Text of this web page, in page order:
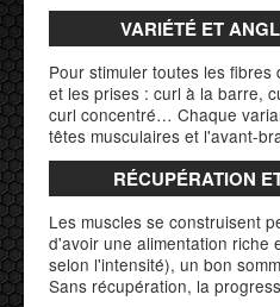
VARIÉTÉ ET
Pour stimuler toutes les
et les prises : curl à la barre,
curl concentré… Chaque
têtes musculaires et l'avant-
RÉCUPÉRATION
Les muscles se construisent
d'avoir une alimentation riche
selon l'intensité), un bon
Sans récupération, la